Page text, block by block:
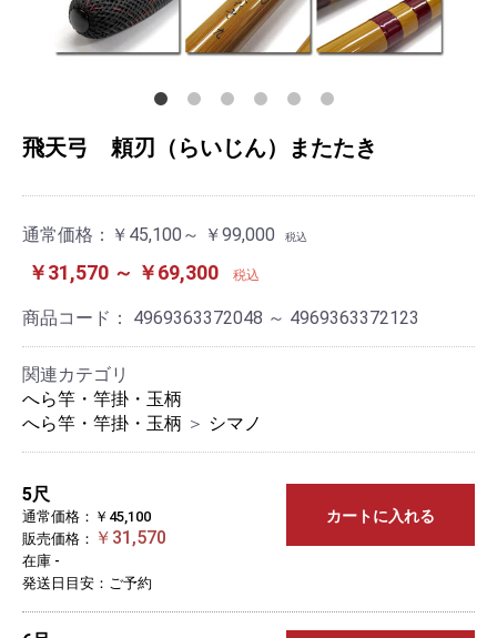
飛天弓 頼刃（らいじん）またたき
通常価格： ￥45,100～ ￥99,000 税込
￥31,570 ～ ￥69,300 税込
商品コード： 4969363372048 ～ 4969363372123
関連カテゴリ
へら竿・竿掛・玉柄
へら竿・竿掛・玉柄 ＞ シマノ
5尺
通常価格：￥45,100
販売価格： ￥31,570
在庫 -
発送日目安：ご予約
カートに入れる